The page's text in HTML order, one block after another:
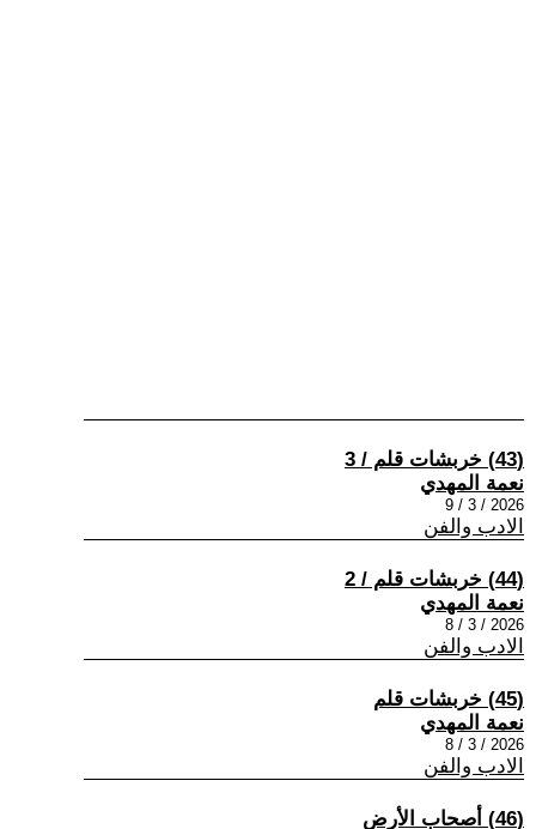
(43) خربشات قلم / 3
نعمة المهدي
2026 / 3 / 9
الادب والفن
(44) خربشات قلم / 2
نعمة المهدي
2026 / 3 / 8
الادب والفن
(45) خربشات قلم
نعمة المهدي
2026 / 3 / 8
الادب والفن
(46) أصحاب الأرض